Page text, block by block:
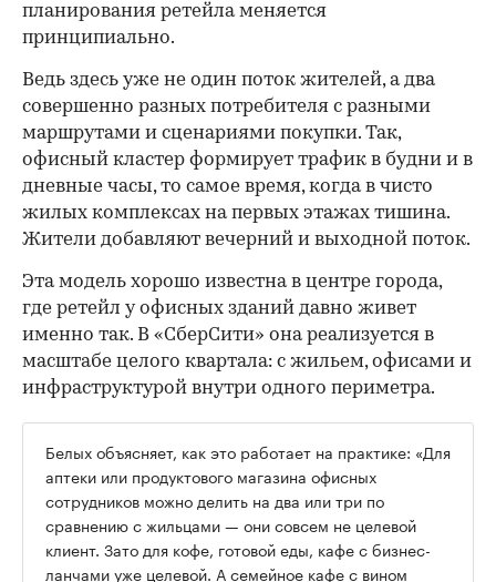
планирования ретейла меняется
принципиально.
Ведь здесь уже не один поток жителей, а два
совершенно разных потребителя с разными
маршрутами и сценариями покупки. Так,
офисный кластер формирует трафик в будни и в
дневные часы, то самое время, когда в чисто
жилых комплексах на первых этажах тишина.
Жители добавляют вечерний и выходной поток.
Эта модель хорошо известна в центре города,
где ретейл у офисных зданий давно живет
именно так. В «СберСити» она реализуется в
масштабе целого квартала: с жильем, офисами и
инфраструктурой внутри одного периметра.
Белых объясняет, как это работает на практике: «Для
аптеки или продуктового магазина офисных
сотрудников можно делить на два или три по
сравнению с жильцами — они совсем не целевой
клиент. Зато для кофе, готовой еды, кафе с бизнес-
ланчами уже целевой. А семейное кафе с вином